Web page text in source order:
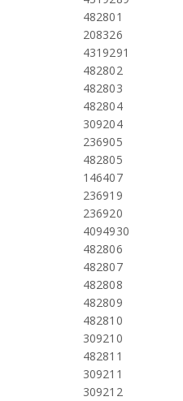
482801
208326
4319291
482802
482803
482804
309204
236905
482805
146407
236919
236920
4094930
482806
482807
482808
482809
482810
309210
482811
309211
309212